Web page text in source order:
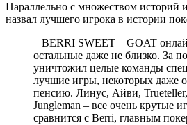
Параллельно с множеством историй
назвал лучшего игрока в истории
– BERRI SWEET – GOAT
остальные даже не близко. За
уничтожил целые команды
лучшие игры, некоторых даже
пенсию. Линус, Айви, Trueteller,
Jungleman – все очень крутые
сравнится с Berri, главным